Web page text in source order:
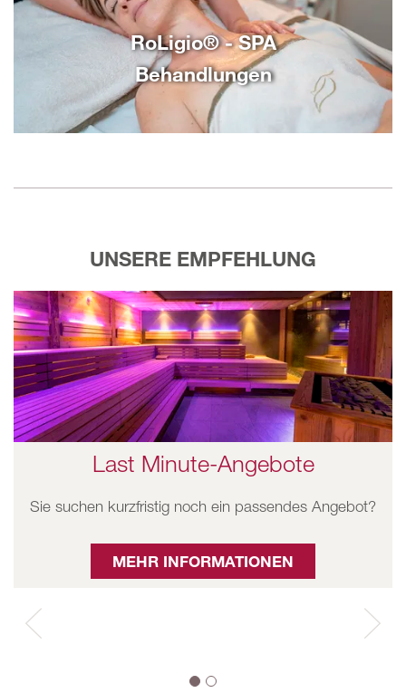
RoLigio® - SPA
Behandlungen
UNSERE EMPFEHLUNG
Last Minute-Angebote
Sie suchen kurzfristig noch ein passendes Angebot?
MEHR INFORMATIONEN